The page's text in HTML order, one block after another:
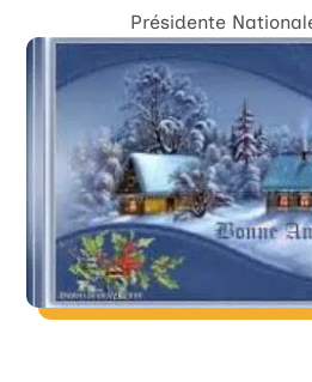
Présidente